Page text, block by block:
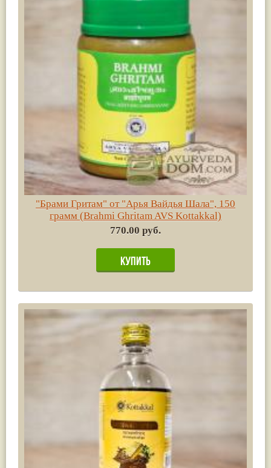
"Брами Гритам" от "Арья Вайдья Шала", 150
грамм (Brahmi Ghritam AVS Kottakkal)
770.00 руб.